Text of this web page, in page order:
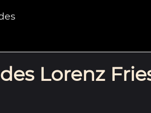
Lorenz